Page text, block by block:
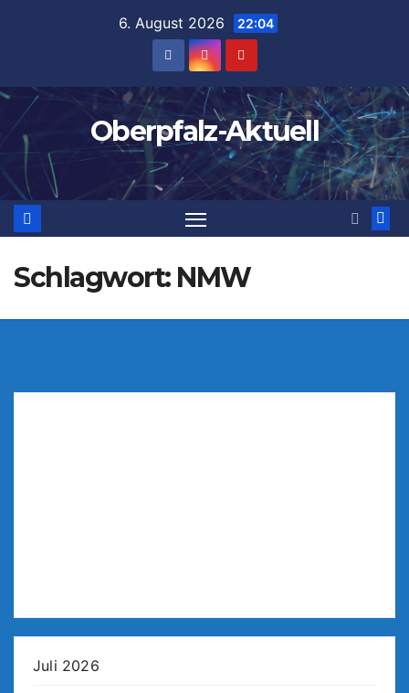
6. August 2026 22:04
Oberpfalz-Aktuell
Schlagwort: NMW
Juli 2026